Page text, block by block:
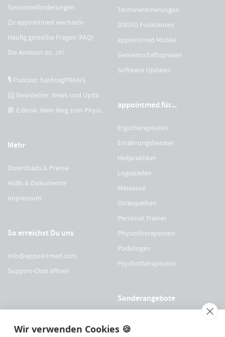
Wir verwenden Cookies 🍪
Systemanforderungen
Zu appointmed wechseln
Häufig gestellte Fragen (FAQ)
Die Antwort ist: JA!
🎙 Podcast: hashtagPRAXIS
📨 Newsletter: News und Updates
📘 E-Book: Mein Weg zum Physiotherapeuten
Mehr
Downloads & Presse
AGBs & Dokumente
Impressum
So erreichst Du uns
info@appointmed.com
Support-Chat öffnen
Terminerinnerungen
DSGVO Funktionen
appointmed Mobile
Gemeinschaftspraxen
Software Updates
appointmed für...
Ergotherapeuten
Ernährungsberater
Heilpraktiker
Logopäden
Masseure
Osteopathen
Personal Trainer
Physiotherapeuten
Podologen
Psychotherapeuten
Sonderangebote